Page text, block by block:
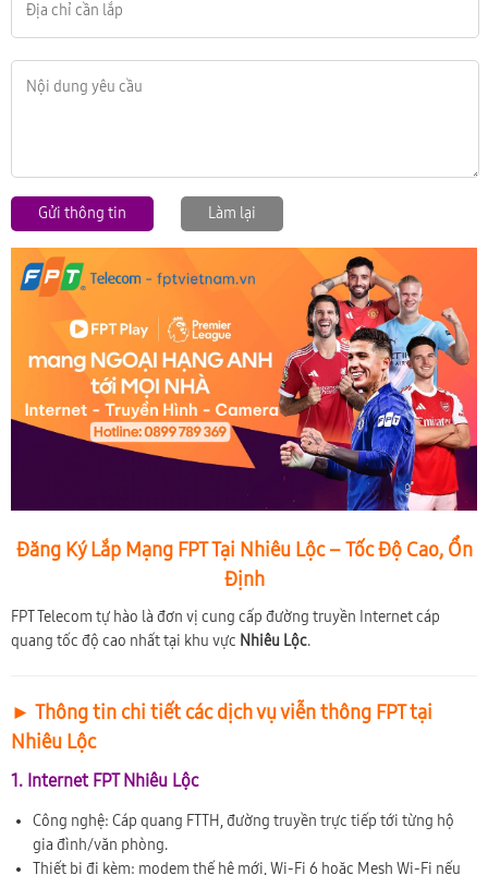
Gửi thông tin Làm lại
Đăng Ký Lắp Mạng FPT Tại Nhiêu Lộc – Tốc Độ Cao, Ổn
Định
FPT Telecom tự hào là đơn vị cung cấp đường truyền Internet cáp
quang tốc độ cao nhất tại khu vực Nhiêu Lộc.
► Thông tin chi tiết các dịch vụ viễn thông FPT tại
Nhiêu Lộc
1. Internet FPT Nhiêu Lộc
Công nghệ: Cáp quang FTTH, đường truyền trực tiếp tới từng hộ
gia đình/văn phòng.
Thiết bị đi kèm: modem thế hệ mới, Wi-Fi 6 hoặc Mesh Wi-Fi nếu